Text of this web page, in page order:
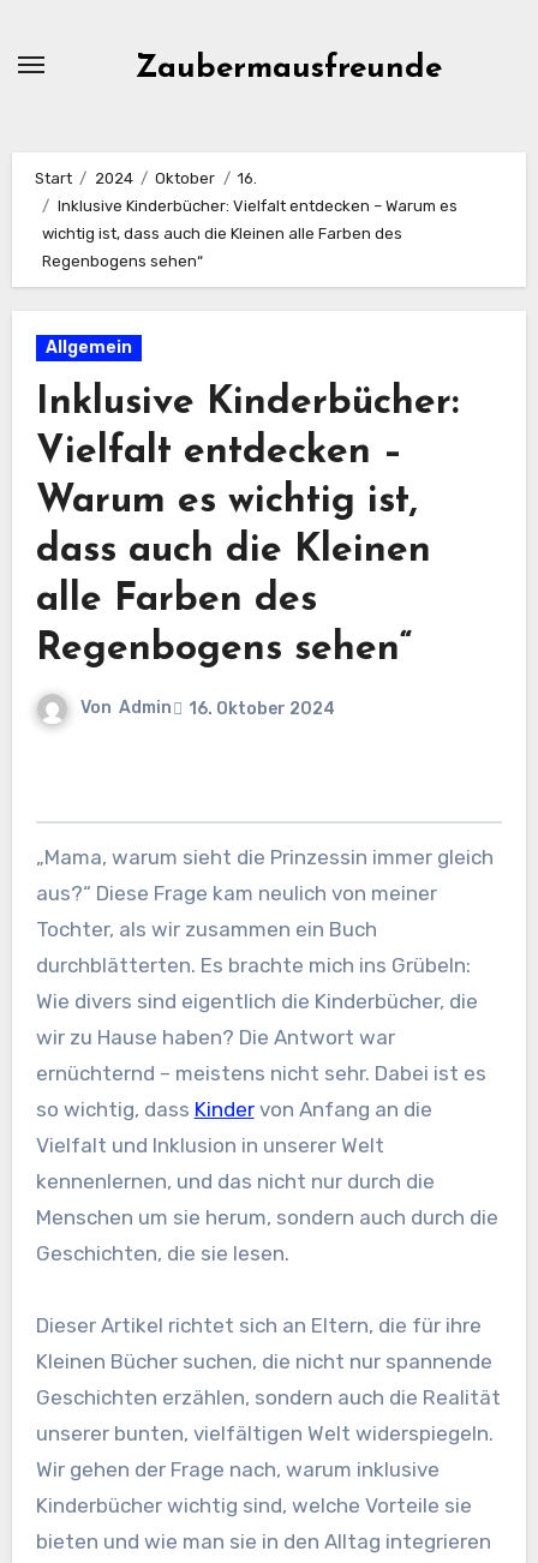
Zaubermausfreunde
Start 2024 Oktober
16.
Inklusive Kinderbücher: Vielfalt entdecken – Warum es
wichtig ist, dass auch die Kleinen alle Farben des
Regenbogens sehen“
Allgemein
Inklusive Kinderbücher:
Vielfalt entdecken –
Warum es wichtig ist,
dass auch die Kleinen
alle Farben des
Regenbogens sehen“
Von Admin 16. Oktober 2024
„Mama, warum sieht die Prinzessin immer gleich
aus?“ Diese Frage kam neulich von meiner
Tochter, als wir zusammen ein Buch
durchblätterten. Es brachte mich ins Grübeln:
Wie divers sind eigentlich die Kinderbücher, die
wir zu Hause haben? Die Antwort war
ernüchternd – meistens nicht sehr. Dabei ist es
so wichtig, dass Kindervon Anfang an die
Vielfalt und Inklusion in unserer Welt
kennenlernen, und das nicht nur durch die
Menschen um sie herum, sondern auch durch die
Geschichten, die sie lesen.
Dieser Artikel richtet sich an Eltern, die für ihre
Kleinen Bücher suchen, die nicht nur spannende
Geschichten erzählen, sondern auch die Realität
unserer bunten, vielfältigen Welt widerspiegeln.
Wir gehen der Frage nach, warum inklusive
Kinderbücher wichtig sind, welche Vorteile sie
bieten und wie man sie in den Alltag integrieren